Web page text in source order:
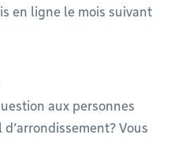
en ligne le mois suivant
aux personnes
Vous